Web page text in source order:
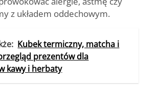
z układem oddechowym.
Kubek termiczny, matcha i
prezentów dla
kawy i herbaty